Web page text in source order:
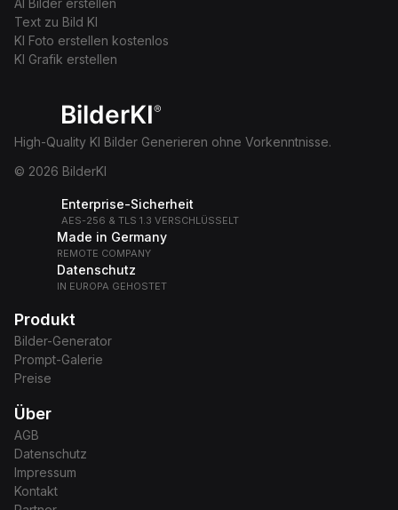
AI Bilder erstellen
Text zu Bild KI
KI Foto erstellen kostenlos
KI Grafik erstellen
BilderKI®
High-Quality KI Bilder Generieren ohne Vorkenntnisse.
© 2026 BilderKI
Enterprise-Sicherheit
AES-256 & TLS 1.3 VERSCHLÜSSELT
Made in Germany
REMOTE COMPANY
Datenschutz
IN EUROPA GEHOSTET
Produkt
Bilder-Generator
Prompt-Galerie
Preise
Über
AGB
Datenschutz
Impressum
Kontakt